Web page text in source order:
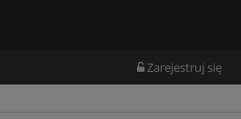
Zarejestruj się